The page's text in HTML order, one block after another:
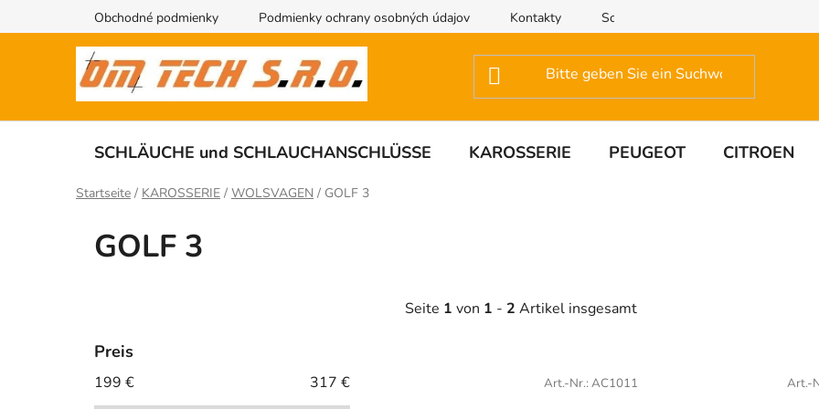
Inhalt
Obchodné podmienky Podmienky ochrany osobných údajov Kontakty Schreiben Sie uns
SCHLÄUCHE und SCHLAUCHANSCHLÜSSE KAROSSERIE PEUGEOT CITROEN
Startseite / KAROSSERIE / WOLSVAGEN / GOLF 3
GOLF 3
Preis
199 € 317 €
Seite 1 von 1 - 2 Artikel insgesamt
Art.-Nr.: AC1011 Art.-